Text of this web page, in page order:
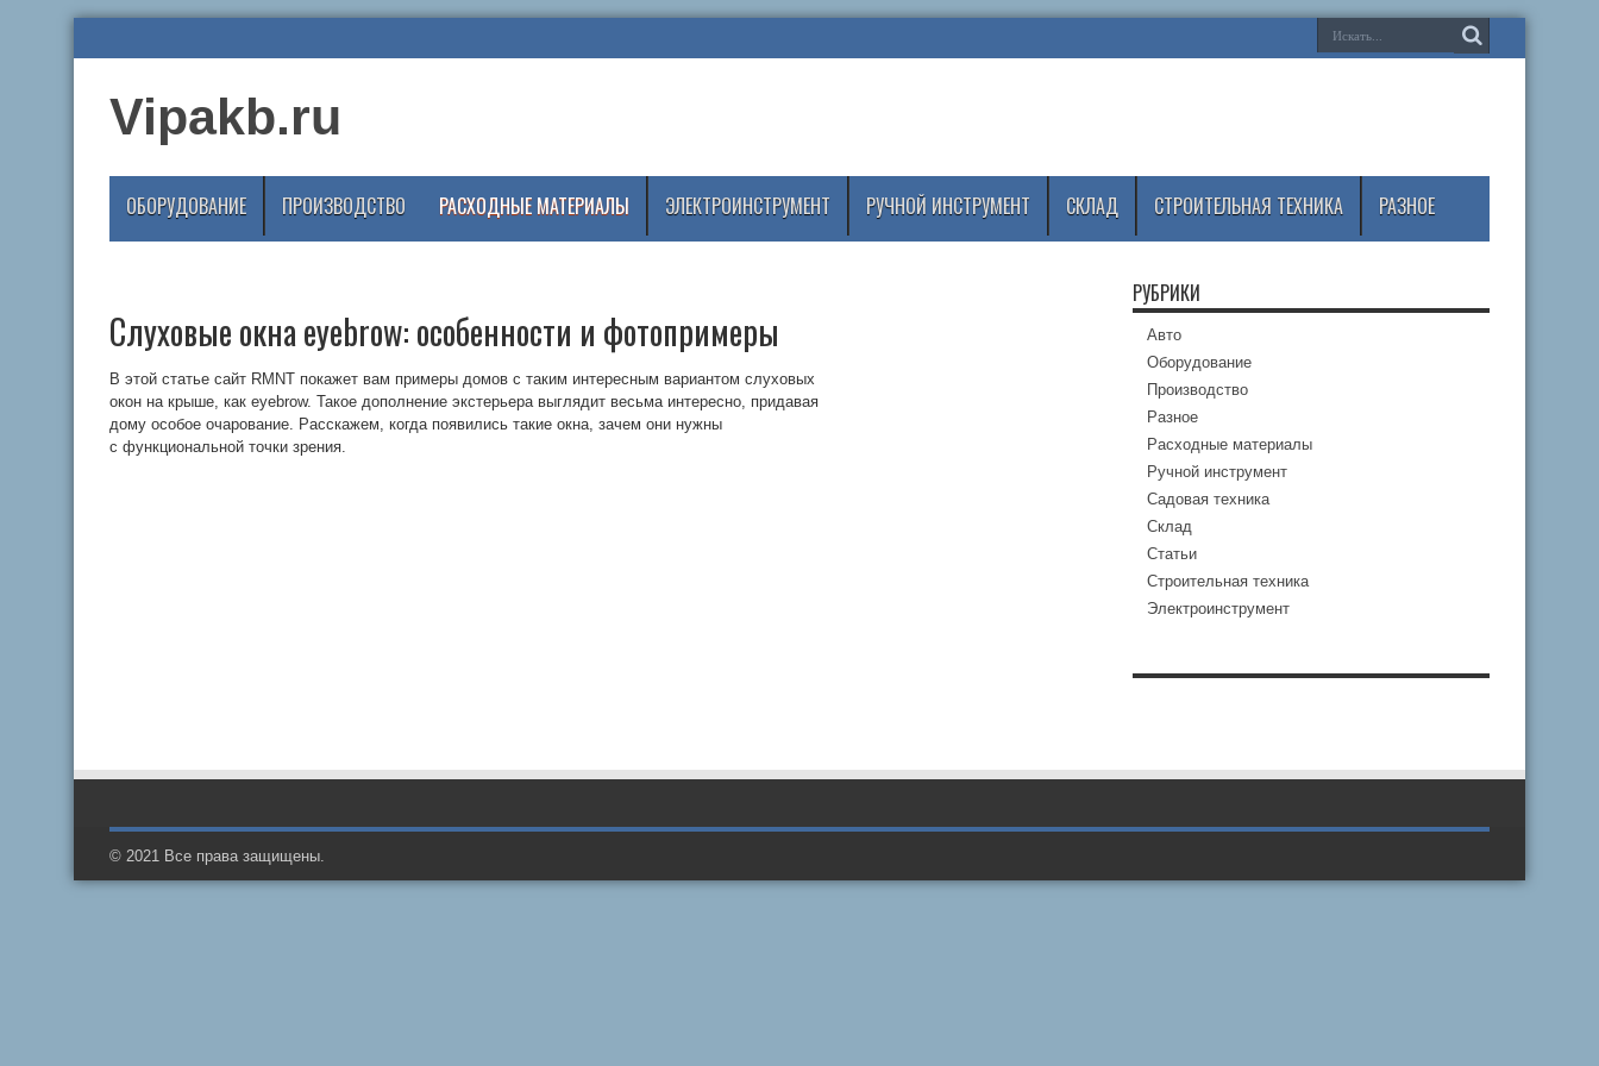
Vipakb.ru
ОБОРУДОВАНИЕ ПРОИЗВОДСТВО РАСХОДНЫЕ МАТЕРИАЛЫ ЭЛЕКТРОИНСТРУМЕНТ РУЧНОЙ ИНСТРУМЕНТ СКЛАД СТРОИТЕЛЬНАЯ ТЕХНИКА РАЗНОЕ
Слуховые окна eyebrow: особенности и фотопримеры
В этой статье сайт RMNT покажет вам примеры домов с таким интересным вариантом слуховых
окон на крыше, как eyebrow. Такое дополнение экстерьера выглядит весьма интересно, придавая
дому особое очарование. Расскажем, когда появились такие окна, зачем они нужны
с функциональной точки зрения.
РУБРИКИ
Авто
Оборудование
Производство
Разное
Расходные материалы
Ручной инструмент
Садовая техника
Склад
Статьи
Строительная техника
Электроинструмент
© 2021 Все права защищены.